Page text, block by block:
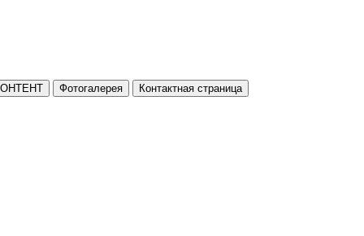
Фотогалерея Контактная страница